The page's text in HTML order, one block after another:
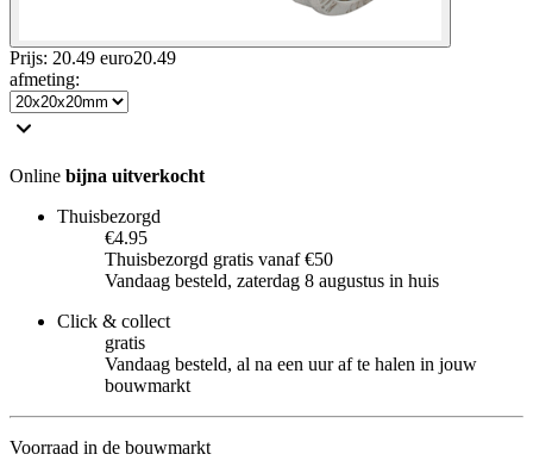
Prijs: 20.49 euro20.49
afmeting:
Online bijna uitverkocht
Thuisbezorgd
€4.95
Thuisbezorgd gratis vanaf €50
Vandaag besteld, zaterdag 8 augustus in huis
Click & collect
gratis
Vandaag besteld, al na een uur af te halen in jouw
bouwmarkt
Voorraad in de bouwmarkt